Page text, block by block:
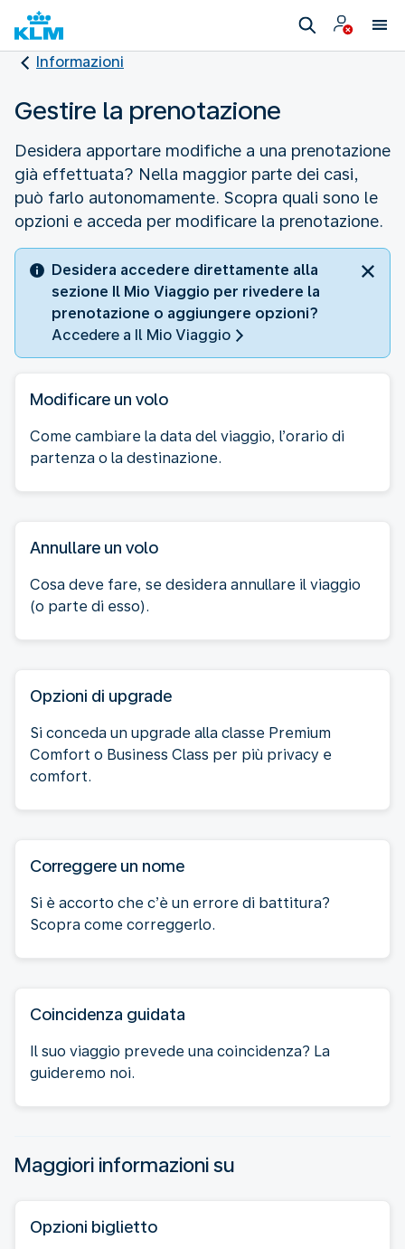
Informazioni
Gestire la prenotazione
Desidera apportare modifiche a una prenotazione
già effettuata? Nella maggior parte dei casi,
può farlo autonomamente. Scopra quali sono le
opzioni e acceda per modificare la prenotazione.
Desidera accedere direttamente alla
sezione Il Mio Viaggio per rivedere la
prenotazione o aggiungere opzioni?
Accedere a Il Mio Viaggio
Modificare un volo
Come cambiare la data del viaggio, l’orario di
partenza o la destinazione.
Annullare un volo
Cosa deve fare, se desidera annullare il viaggio
(o parte di esso).
Opzioni di upgrade
Si conceda un upgrade alla classe Premium
Comfort o Business Class per più privacy e
comfort.
Correggere un nome
Si è accorto che c’è un errore di battitura?
Scopra come correggerlo.
Coincidenza guidata
Il suo viaggio prevede una coincidenza? La
guideremo noi.
Maggiori informazioni su
Opzioni biglietto